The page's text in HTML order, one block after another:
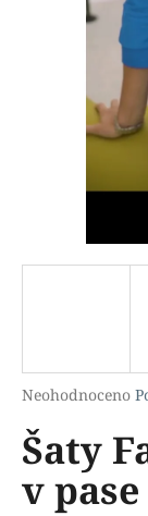
Průměrné
produktu
je
z
Neohodnoceno
Šaty
v
o
p
r
u
č